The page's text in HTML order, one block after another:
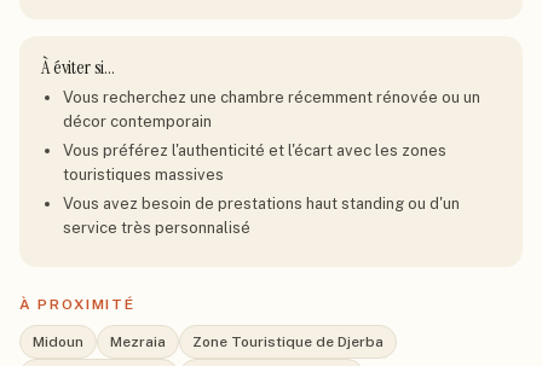
À éviter si…
Vous recherchez une chambre récemment rénovée ou un
décor contemporain
Vous préférez l'authenticité et l'écart avec les zones
touristiques massives
Vous avez besoin de prestations haut standing ou d'un
service très personnalisé
À PROXIMITÉ
Midoun Mezraia
Zone Touristique de Djerba